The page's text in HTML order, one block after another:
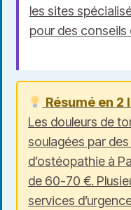
les sites
pour des conseils
Résumé en 2
Les douleurs de
soulagées par
d’ostéopathie à
de 60-70 €.
services